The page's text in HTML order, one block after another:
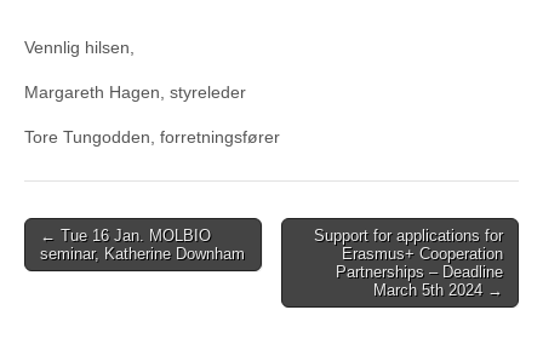
Vennlig hilsen,
Margareth Hagen, styreleder
Tore Tungodden, forretningsfører
Post
navigation
← Tue 16 Jan. MOLBIO
seminar, Katherine Downham
Support for applications for
Erasmus+ Cooperation
Partnerships – Deadline
March 5th 2024 →